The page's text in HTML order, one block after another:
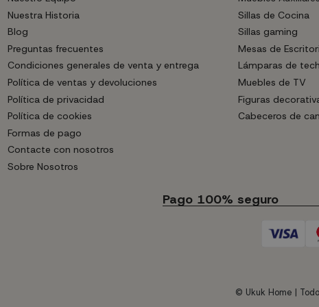
Nuestra Historia
Blog
Preguntas frecuentes
Condiciones generales de venta y entrega
Política de ventas y devoluciones
Política de privacidad
Política de cookies
Formas de pago
Contacte con nosotros
Sobre Nosotros
Sillas de Cocina
Sillas gaming
Mesas de
Lámparas de
Muebles de TV
Figuras
Cabeceros de
Pago 100% seguro
© Ukuk Home |